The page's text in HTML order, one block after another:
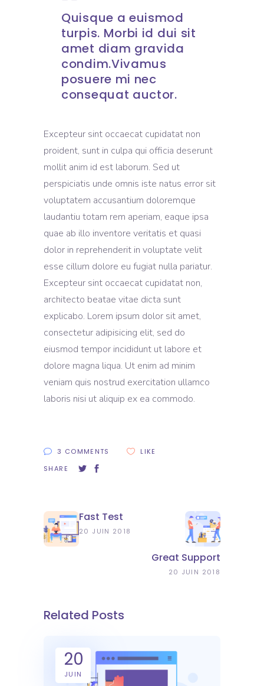
Quisque a euismod
turpis. Morbi id dui sit
amet diam gravida
condim.Vivamus
posuere mi nec
consequat auctor.
Excepteur sint occaecat cupidatat non
proident, sunt in culpa qui officia deserunt
mollit anim id est laborum. Sed ut
perspiciatis unde omnis iste natus error sit
voluptatem accusantium doloremque
laudantiu totam rem aperiam, eaque ipsa
quae ab illo inventore veritatis et quasi
dolor in reprehenderit in voluptate velit
esse cillum dolore eu fugiat nulla pariatur.
Excepteur sint occaecat cupidatat non,
architecto beatae vitae dicta sunt
explicabo. Lorem ipsum dolor sit amet,
consectetur adipisicing elit, sed do
eiusmod tempor incididunt ut labore et
dolore magna liqua. Ut enim ad minim
veniam quis nostrud exercitation ullamco
laboris nisi ut aliquip ex ea commodo.
3 COMMENTS
LIKE
SHARE
Fast Test
20 JUIN 2018
Great Support
20 JUIN 2018
Related Posts
20
JUIN